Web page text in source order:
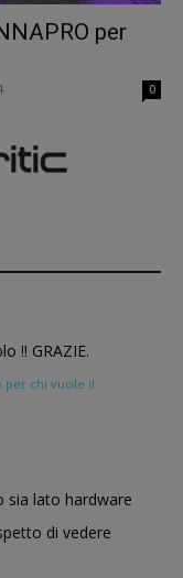
per
0
!! GRAZIE.
per chi vuole il
sia lato hardware
di vedere